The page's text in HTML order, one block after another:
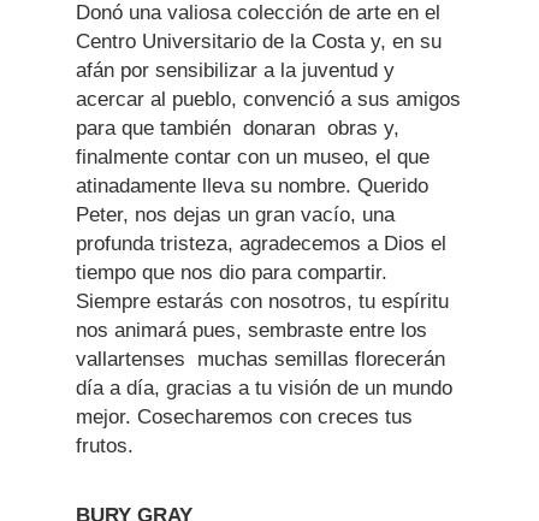
Donó una valiosa colección de arte en el
Centro Universitario de la Costa y, en su
afán por sensibilizar a la juventud y
acercar al pueblo, convenció a sus amigos
para que también donaran obras y,
finalmente contar con un museo, el que
atinadamente lleva su nombre. Querido
Peter, nos dejas un gran vacío, una
profunda tristeza, agradecemos a Dios el
tiempo que nos dio para compartir.
Siempre estarás con nosotros, tu espíritu
nos animará pues, sembraste entre los
vallartenses muchas semillas florecerán
día a día, gracias a tu visión de un mundo
mejor. Cosecharemos con creces tus
frutos.
BURY GRAY